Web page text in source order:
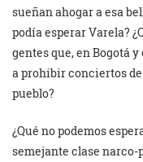
sueñan ahogar a esa
podía esperar Varela?
gentes que, en Bogotá
a prohibir conciertos de
pueblo?
¿Qué no podemos
semejante clase